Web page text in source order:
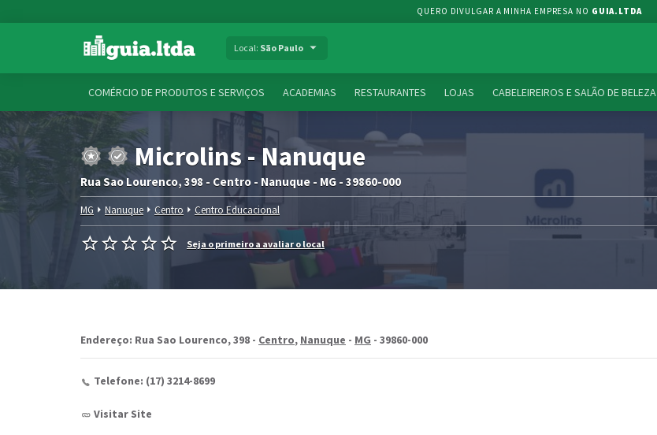
QUERO DIVULGAR A MINHA EMPRESA NO GUIA.LTDA
Local: São Paulo
COMÉRCIO DE PRODUTOS E SERVIÇOS ACADEMIAS RESTAURANTES LOJAS CABELEIREIROS E SALÃO DE BELEZA
Microlins - Nanuque
Rua Sao Lourenco, 398 - Centro - Nanuque - MG - 39860-000
MG Nanuque Centro Centro Educacional
Seja o primeiro a avaliar o local
Endereço: Rua Sao Lourenco, 398 - Centro, Nanuque - MG - 39860-000
Telefone: (17) 3214-8699
Visitar Site